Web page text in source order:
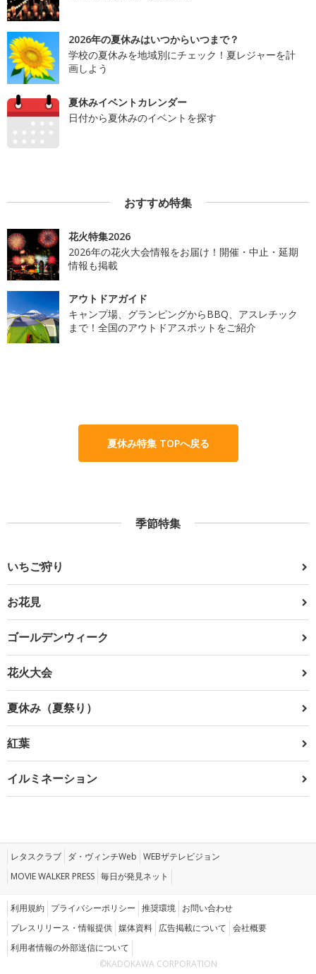
2026年の夏休みはいつからいつまで？
学校の夏休みを地域別にチェック！夏レジャーを計
画しよう
夏休みイベントカレンダー
日付から夏休みのイベントを探す
おすすめ特集
花火特集2026
2026年の花火大会情報をお届け！開催・中止・延期
情報も掲載
アウトドアガイド
キャンプ場、グランピングからBBQ、アスレチック
まで！全国のアウトドアスポットをご紹介
夏休み特集 TOPへ戻る
季節特集
いちご狩り
お花見
ゴールデンウィーク
花火大会
夏休み（夏祭り）
紅葉
イルミネーション
レタスクラブ ダ・ヴィンチWeb WEBザテレビジョン
MOVIE WALKER PRESS 毎日が発見ネット
利用規約 プライバシーポリシー 推奨環境 お問い合わせ
プレスリリース・情報提供 媒体資料 広告掲載について 会社概要
利用者情報の外部送信について
©KADOKAWA CORPORATION